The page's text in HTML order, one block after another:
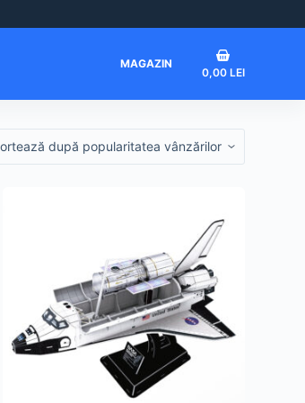
MAGAZIN
Coș
0,00 LEI